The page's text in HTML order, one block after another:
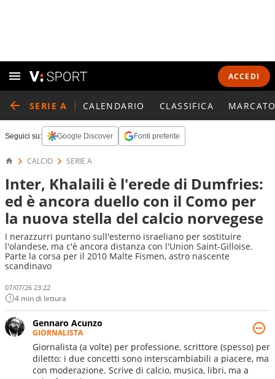
ACCEDI
SERIE A CALENDARIO CLASSIFICA
Seguici su: Google Discover Fonti preferite
CALCIO SERIE A
Inter, Khalaili è l'erede di Dumfries:
ed è ancora duello con il Como per
la nuova stella del calcio norvegese
I nerazzurri puntano sull'esterno israeliano per sostituire
l'olandese, ma c'è ancora distanza con l'Union Saint-Gilloise.
Parte la corsa per il 2010 Malte Fismen, astro nascente
scandinavo
07/07/26 23:22
4 min di lettura
Gennaro Acunzo
GIORNALISTA
Giornalista (a volte) per professione, scrittore (spesso) per
diletto: i due concetti sono interscambiabili a piacere, ma
con moderazione. Scrive di calcio, musica, libri, ma a